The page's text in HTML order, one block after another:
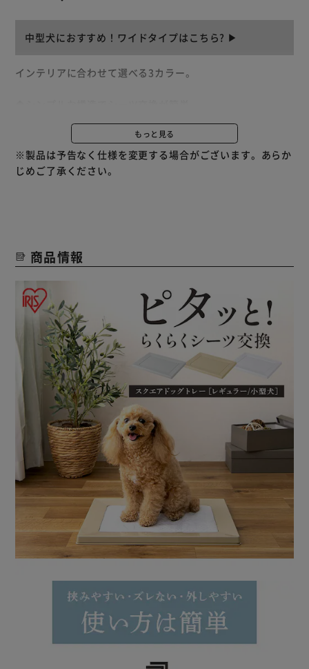
中型犬におすすめ！ワイドタイプはこちら? ▶
インテリアに合わせて選べる3カラー。
マグネットでシーツを押さえるので、取り外しが簡単。
トイレシートの交換もスムーズにできます。
◆お部屋を汚しにくい形状
段差が少ないので、拭き掃除もしやすい。
もっと見る
※製品は予告なく仕様を変更する場合がございます。あらか
じめご了承ください。
商品情報